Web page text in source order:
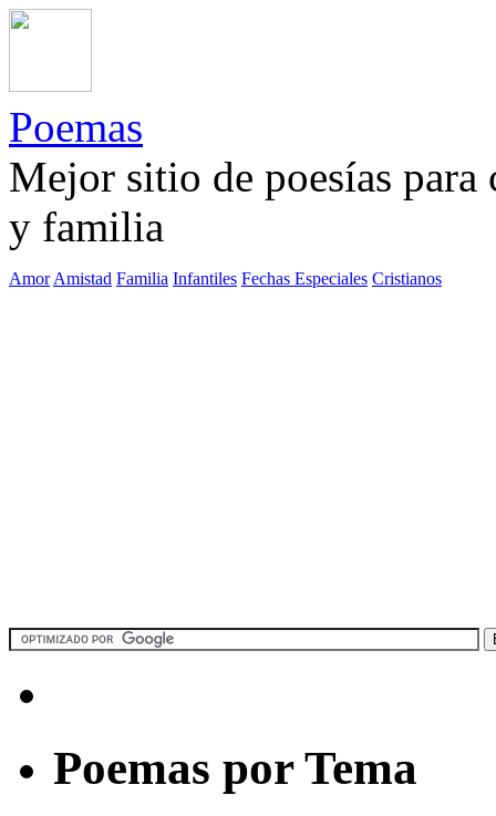
Poemas
Mejor sitio de poesías
y familia
Amor Amistad Familia Infantiles Fechas Especiales Cristianos
Poemas por Tema